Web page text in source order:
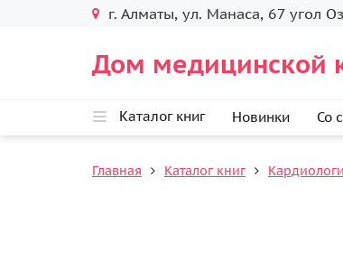
г. Алматы, ул. Манаса, 67 угол
Дом медицинской
Каталог книг Новинки Со
Главная Каталог книг